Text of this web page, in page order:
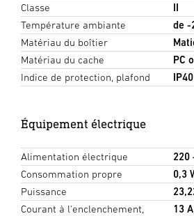
Classe
II
Température ambiante
de -
Matériau du boîtier
Matériau du cache
PC
Indice de protection, plafond
IP40
Équipement électrique
Alimentation électrique
220
Consommation propre
0,3
Puissance
Courant à l'enclenchement,
13 A